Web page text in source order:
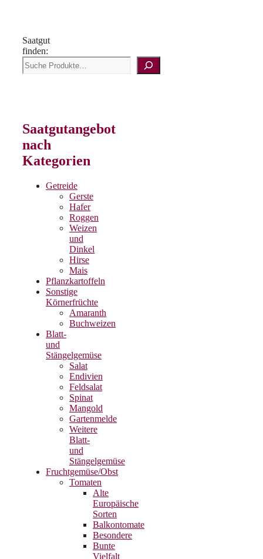
Saatgut
finden:
Saatgutangebot
nach
Kategorien
Getreide
Gerste
Hafer
Roggen
Weizen
und
Dinkel
Hirse
Mais
Pflanzkartoffeln
Sonstige
Körnerfrüchte
Amaranth
Buchweizen
Blatt-
und
Stängelgemüse
Salat
Endivien
Feldsalat
Spinat
Mangold
Gartenmelde
Weitere
Blatt-
und
Stängelgemüse
Fruchtgemüse/Obst
Tomaten
Alte
Europäische
Sorten
Balkontomate
Besondere
Bunte
Vielfalt